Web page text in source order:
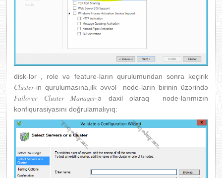
disk-lər , role və feature-ların qurulumundan sonra keçirik
Cluster-in qurulumasına,ilk əvvəl node-ların birinin üzərində
Failover Cluster Manager-ə daxil olaraq node-larımızın
konfiqurasiyasını doğrulamalıyıq: